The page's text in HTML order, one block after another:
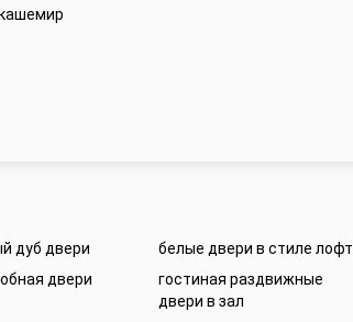
дуб двери белые двери в стиле лофт
двери
гостиная раздвижные
двери в зал